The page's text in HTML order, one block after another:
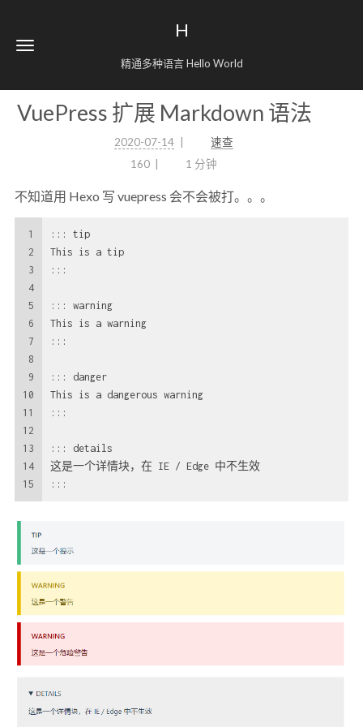
H
精通多种语言 Hello World
VuePress 扩展 Markdown 语法
2020-07-14
速查
160
1 分钟
不知道用 Hexo 写 vuepress 会不会被打。。。
1
2
3
4
5
6
7
8
9
10
11
12
13
14
15
::: tip
This is a tip
:::
::: warning
This is a warning
:::
::: danger
This is a dangerous warning
:::
::: details
这是一个详情块，在 IE / Edge 中不生效
:::